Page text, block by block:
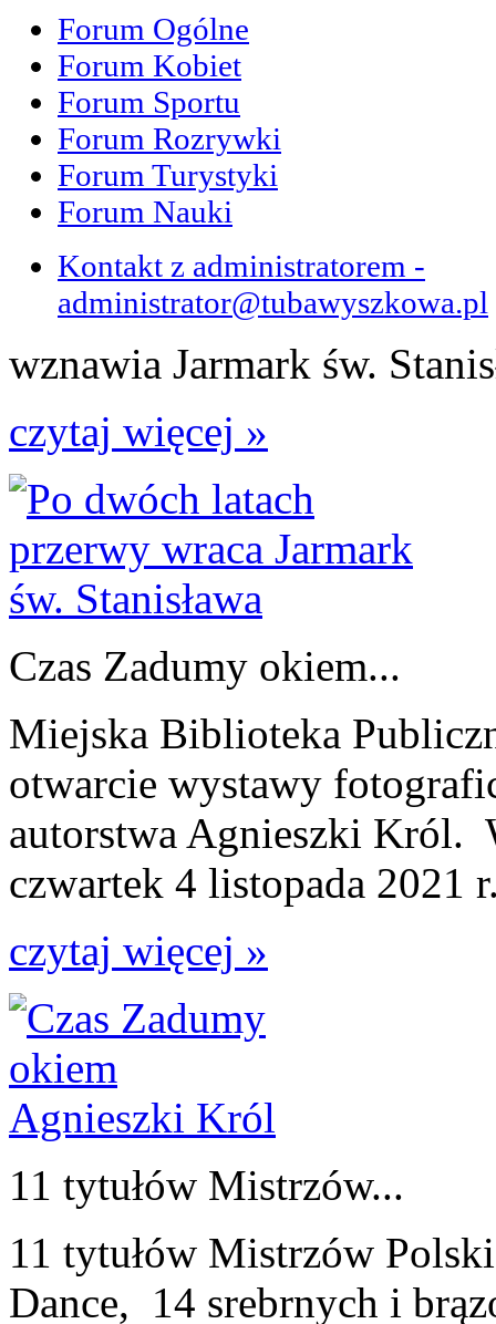
Forum Ogólne
Forum Kobiet
Forum Sportu
Forum Rozrywki
Forum Turystyki
Forum Nauki
Kontakt z administratorem -
administrator@tubawyszkowa.pl
wznawia Jarmark św.
czytaj więcej »
Czas Zadumy okiem...
Miejska Biblioteka
otwarcie wystawy
autorstwa Agnieszki Król.
czwartek 4 listopada 2021
czytaj więcej »
11 tytułów Mistrzów...
11 tytułów Mistrzów
Dance, 14 srebrnych i